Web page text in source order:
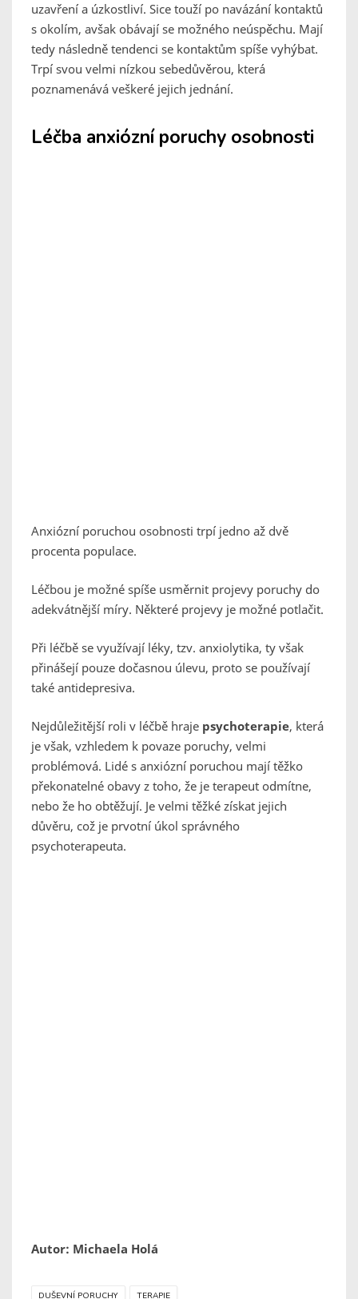
uzavření a úzkostliví. Sice touží po navázání kontaktů
s okolím, avšak obávají se možného neúspěchu. Mají
tedy následně tendenci se kontaktům spíše vyhýbat.
Trpí svou velmi nízkou sebedůvěrou, která
poznamenává veškeré jejich jednání.
Léčba anxiózní poruchy osobnosti
Anxiózní poruchou osobnosti trpí jedno až dvě
procenta populace.
Léčbou je možné spíše usměrnit projevy poruchy do
adekvátnější míry. Některé projevy je možné potlačit.
Při léčbě se využívají léky, tzv. anxiolytika, ty však
přinášejí pouze dočasnou úlevu, proto se používají
také antidepresiva.
Nejdůležitější roli v léčbě hraje psychoterapie, která
je však, vzhledem k povaze poruchy, velmi
problémová. Lidé s anxiózní poruchou mají těžko
překonatelné obavy z toho, že je terapeut odmítne,
nebo že ho obtěžují. Je velmi těžké získat jejich
důvěru, což je prvotní úkol správného
psychoterapeuta.
Autor: Michaela Holá
DUŠEVNÍ PORUCHY TERAPIE